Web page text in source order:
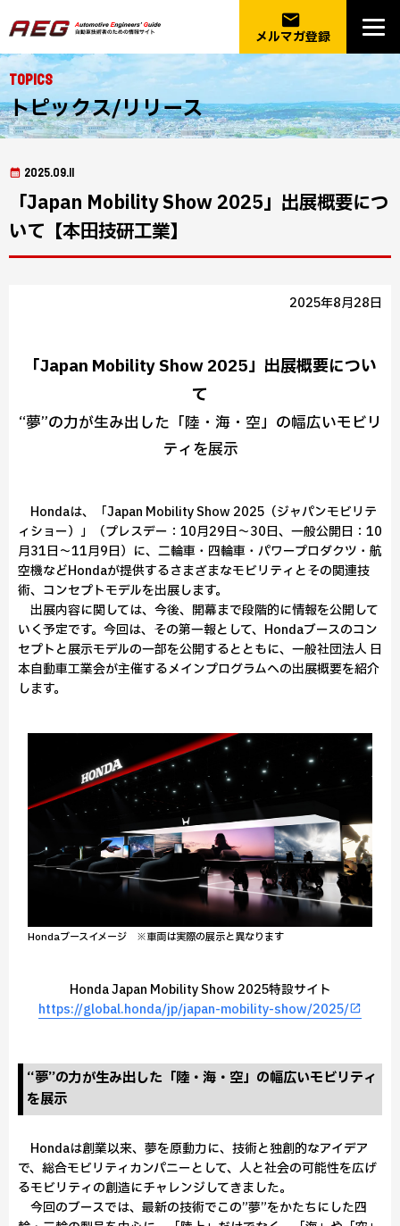
email
メルマガ登録
Topics
トピックス/リリース
2025.09.11
「Japan Mobility Show 2025」出展概要につ
いて【本田技研工業】
2025年8月28日
「Japan Mobility Show 2025」出展概要につい
て
“夢”の力が生み出した「陸・海・空」の幅広いモビリ
ティを展示
Hondaは、「Japan Mobility Show 2025（ジャパンモビリテ
ィショー）」（プレスデー：10月29日～30日、一般公開日：10
月31日～11月9日）に、二輪車・四輪車・パワープロダクツ・航
空機などHondaが提供するさまざまなモビリティとその関連技
術、コンセプトモデルを出展します。
出展内容に関しては、今後、開幕まで段階的に情報を公開して
いく予定です。今回は、その第一報として、Hondaブースのコン
セプトと展示モデルの一部を公開するとともに、一般社団法人 日
本自動車工業会が主催するメインプログラムへの出展概要を紹介
します。
Hondaブースイメージ ※車両は実際の展示と異なります
Honda Japan Mobility Show 2025特設サイト
https://global.honda/jp/japan-mobility-show/2025/
“夢”の力が生み出した「陸・海・空」の幅広いモビリティ
を展示
Hondaは創業以来、夢を原動力に、技術と独創的なアイデア
で、総合モビリティカンパニーとして、人と社会の可能性を広げ
るモビリティの創造にチャレンジしてきました。
今回のブースでは、最新の技術でこの”夢”をかたちにした四